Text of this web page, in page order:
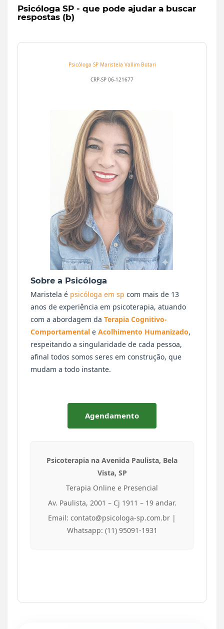
Psicóloga SP - que pode ajudar a buscar
respostas (b)
Psicóloga SP Maristela Vallim Botari
CRP-SP 06-121677
Sobre a Psicóloga
Maristela é psicóloga em sp com mais de 13
anos de experiência em psicoterapia, atuando
com a abordagem da Terapia Cognitivo-
Comportamental e Acolhimento Humanizado,
respeitando a singularidade de cada pessoa,
afinal todos somos seres em construção, que
mudam a todo instante.
Agendamento
Psicoterapia na Avenida Paulista, Bela
Vista, SP
Terapia Online e Presencial
Av. Paulista, 2001 – Cj 1911 – 19 andar.
Email: contato@psicologa-sp.com.br |
Whatsapp: (11) 95091-1931